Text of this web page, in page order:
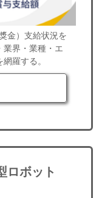
金）支給状況を
業界・業種・エ
羅する。
ロボット